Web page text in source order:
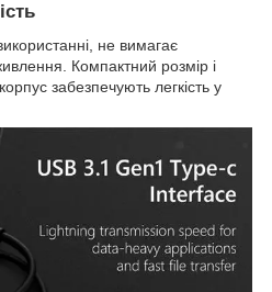
не вимагає
Компактний розмір і
забезпечують легкість у